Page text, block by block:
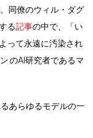
同僚のウィル・ダグ
る記事の中で、「い
って永遠に汚染され
のAI研究者であるマ
あらゆるモデルの一